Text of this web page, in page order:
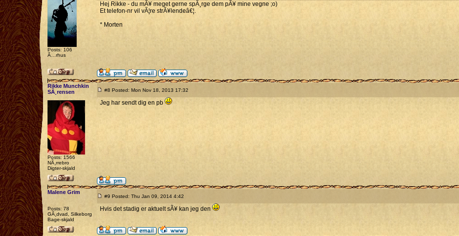
Posts: 106
Ã…rhus
Hej Rikke - du mÃ¥ meget gerne spÃ¸rge dem pÃ¥ mine vegne ;o)
Et telefon-nr vil vÃ¦re strÃ¥lendeâ€¦.
* Morten
Rikke Munchkin
SÃ¸rensen
Posts: 1566
NÃ¸rrebro
Digter-skjald
#8 Posted: Mon Nov 18, 2013 17:32
Jeg har sendt dig en pb
Malene Grim
Posts: 78
GÃ¸dvad, Silkeborg
Bage-skjald
#9 Posted: Thu Jan 09, 2014 4:42
Hvis det stadig er aktuelt sÃ¥ kan jeg den